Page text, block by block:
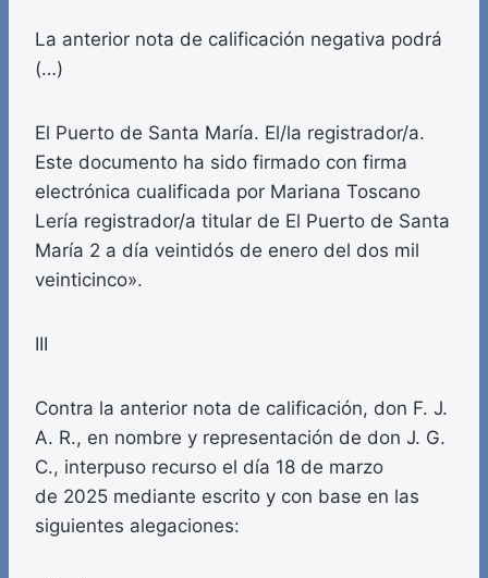
La anterior nota de calificación negativa podrá
(…)
El Puerto de Santa María. El/la registrador/a.
Este documento ha sido firmado con firma
electrónica cualificada por Mariana Toscano
Lería registrador/a titular de El Puerto de Santa
María 2 a día veintidós de enero del dos mil
veinticinco».
III
Contra la anterior nota de calificación, don F. J.
A. R., en nombre y representación de don J. G.
C., interpuso recurso el día 18 de marzo
de 2025 mediante escrito y con base en las
siguientes alegaciones: